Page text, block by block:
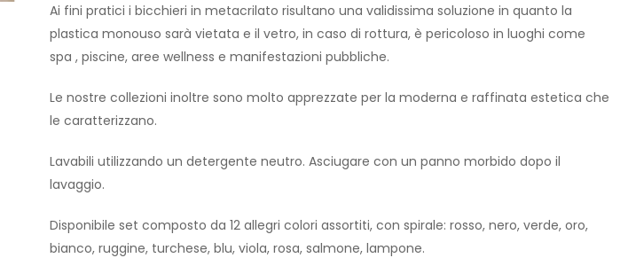
Ai fini pratici i bicchieri in metacrilato risultano una validissima soluzione in quanto la
plastica monouso sarà vietata e il vetro, in caso di rottura, è pericoloso in luoghi come
spa , piscine, aree wellness e manifestazioni pubbliche.
Le nostre collezioni inoltre sono molto apprezzate per la moderna e raffinata estetica che
le caratterizzano.
Lavabili utilizzando un detergente neutro. Asciugare con un panno morbido dopo il
lavaggio.
Disponibile set composto da 12 allegri colori assortiti, con spirale: rosso, nero, verde, oro,
bianco, ruggine, turchese, blu, viola, rosa, salmone, lampone.